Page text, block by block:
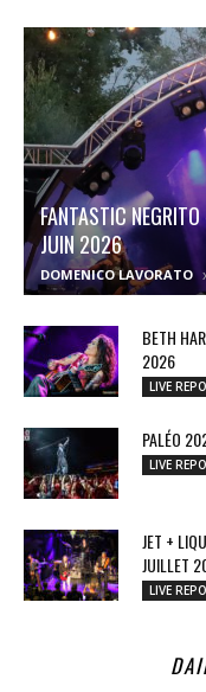
FANTASTIC
JUIN 2026
DOMENICO LAVORATO
BETH
2026
LIVE
PALÉO
LIVE
JET +
JUILLET
LIVE